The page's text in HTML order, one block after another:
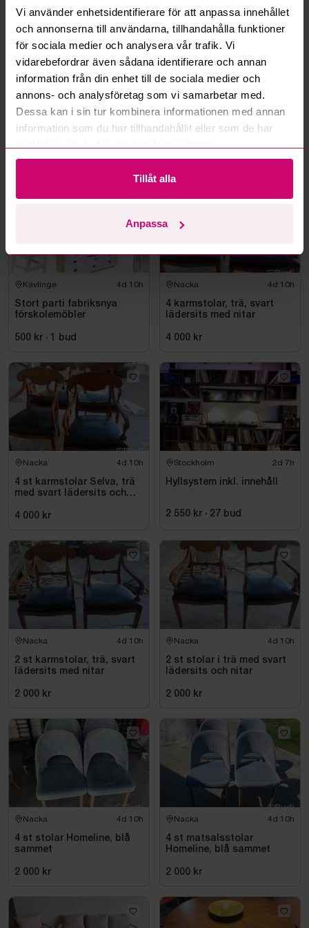
Vi använder enhetsidentifierare för att anpassa innehållet
och annonserna till användarna, tillhandahålla funktioner
för sociala medier och analysera vår trafik. Vi
vidarebefordrar även sådana identifierare och annan
information från din enhet till de sociala medier och
annons- och analysföretag som vi samarbetar med.
Dessa kan i sin tur kombinera informationen med annan
information som du har tillhandahållit eller som de har
Tillåt alla
Anpassa
Kan jag ångra ett bud?
Kan ni frakta mina vunna objekt?
Läs fler frågor och svar
Mer från samma kategori
Kävlinge 4d 10h
Stort parti fabriksnya
förskolemöbler
500 kr · bud
Nacka 4d 10h
4 karmstolar, trä, svart
lädersits med nitar
4 000 kr
Nacka 4d 10h
4 st karmstolar Selva, trä
med svart lädersits och
4 000 kr
Stockholm 2d 7h
Hyllsystem inkl. innehåll
2 550 kr · 27 bud
Nacka 4d 10h
2 st karmstolar, trä, svart
lädersits med nitar
2 000 kr
Nacka 4d 10h
2 st stolar i trä med svart
lädersits och nitar
2 000 kr
Nacka 4d 10h
4 st stolar Homeline, blå
sammet
2 000 kr
Nacka 4d 10h
4 st matsalsstolar
Homeline, blå sammet
2 000 kr